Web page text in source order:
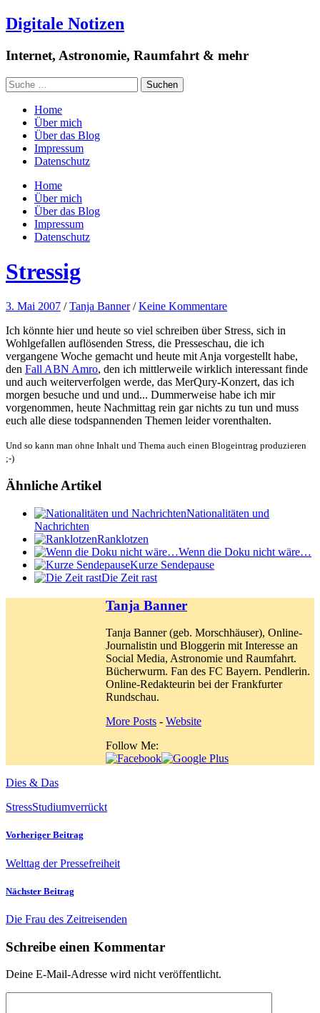
Digitale Notizen
Internet, Astronomie, Raumfahrt & mehr
Home
Über mich
Über das Blog
Impressum
Datenschutz
Home
Über mich
Über das Blog
Impressum
Datenschutz
Stressig
3. Mai 2007 /Tanja Banner /Keine Kommentare
Ich könnte hier und heute so viel schreiben über Stress, sich in
Wohlgefallen auflösenden Stress, die Presseschau, die ich
vergangene Woche gemacht und heute mit Anja vorgestellt habe,
den Fall ABN Amro, den ich mittlerweile wirklich interessant finde
und auch weiterverfolgen werde, das MerQury-Konzert, das ich
morgen besuche und und und... Dummerweise habe ich mir
vorgenommen, heute Nachmittag rein gar nichts zu tun und muss
euch alle diese todspannenden Themen leider vorenthalten.
Und so kann man ohne Inhalt und Thema auch einen Blogeintrag produzieren
;-)
Ähnliche Artikel
Nationalitäten und
Nachrichten
Ranklotzen
Wenn die Doku nicht wäre…
Kurze Sendepause
Die Zeit rast
Tanja Banner
Tanja Banner (geb. Morschhäuser), Online-
Journalistin und Bloggerin mit Interesse an
Social Media, Astronomie und Raumfahrt.
Bücherwurm. Fan des FC Bayern. Pendlerin.
Online-Redakteurin bei der Frankfurter
Rundschau.
More Posts - Website
Follow Me:
Dies & Das
StressStudiumverrückt
Vorheriger Beitrag
Welttag der Pressefreiheit
Nächster Beitrag
Die Frau des Zeitreisenden
Schreibe einen Kommentar
Deine E-Mail-Adresse wird nicht veröffentlicht.